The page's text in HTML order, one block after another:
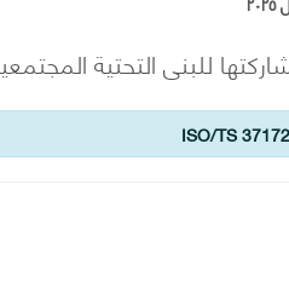
للبنى التحتية
ISO/TS